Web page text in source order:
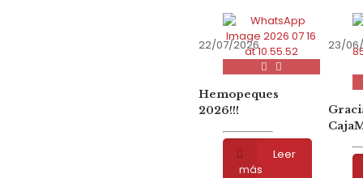
22/07/2026
Hemopeques
2026!!!
Leer
más
23/